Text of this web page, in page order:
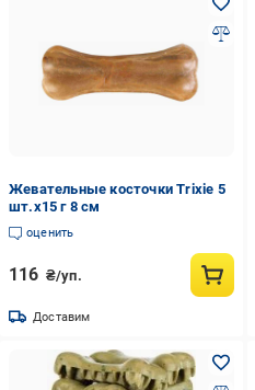
Жевательные косточки Trixie 5
шт.х15 г 8 см
оценить
116 ₴/уп.
Доставим